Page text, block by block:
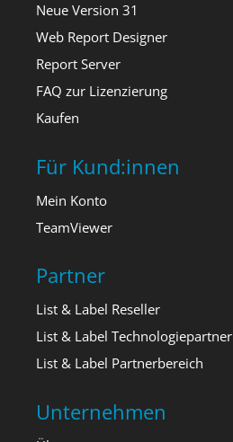
Neue Version 31
Web Report Designer
Report Server
FAQ zur Lizenzierung
Kaufen
Für Kund:innen
Mein Konto
TeamViewer
Partner
List & Label Reseller
List & Label Technologiepartner
List & Label Partnerbereich
Unternehmen